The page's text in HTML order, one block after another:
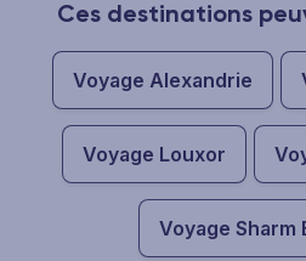
Ces destinations
Voyage Alexandrie
Voyage Louxor
Voyage Sharm